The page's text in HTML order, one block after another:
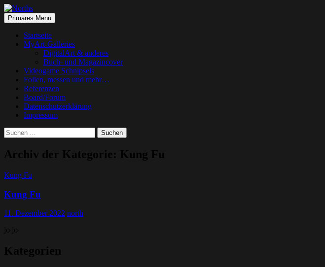
Norths
Suchen
Primäres Menü Springe
zum
Startseite
MyArt-Galleries
DigitalArt & anderes
Buch- und Magazincover
Videogame Schnipsels
Folien, messen und mehr…
Referenzen
Board/Forum
Datenschutzerklärung
Impressum
Suchen
nach:
Archiv der Kategorie: Kung Fu
Kung Fu
Kung Fu
11. Dezember 2022 north
jo jo
Kategorien